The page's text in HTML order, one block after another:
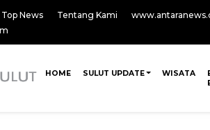
Top News Tentang Kami
HOME SULUT UPDATE WISATA